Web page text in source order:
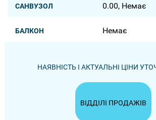
САНВУЗОЛ 0.00, Немає
БАЛКОН Немає
НАЯВНІСТЬ І АКТУАЛЬНІ ЦІНИ
ВІДДІЛІ ПРОДАЖІВ